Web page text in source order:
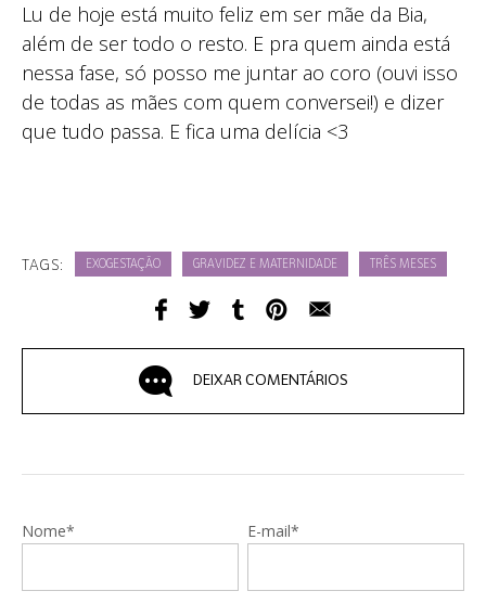
Lu de hoje está muito feliz em ser mãe da Bia,
além de ser todo o resto. E pra quem ainda está
nessa fase, só posso me juntar ao coro (ouvi isso
de todas as mães com quem conversei!) e dizer
que tudo passa. E fica uma delícia <3
TAGS: EXOGESTAÇÃO GRAVIDEZ E MATERNIDADE TRÊS MESES
DEIXAR COMENTÁRIOS
Nome* E-mail*